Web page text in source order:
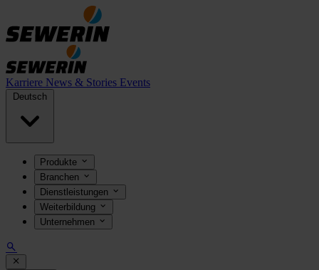
Karriere News & Stories Events
Deutsch
Produkte
Branchen
Dienstleistungen
Weiterbildung
Unternehmen